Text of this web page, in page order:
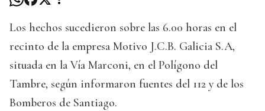
Los hechos sucedieron sobre las 6.00 horas en el
recinto de la empresa Motivo J.C.B. Galicia S.A,
situada en la Vía Marconi, en el Polígono del
Tambre, según informaron fuentes del 112 y de los
Bomberos de Santiago.